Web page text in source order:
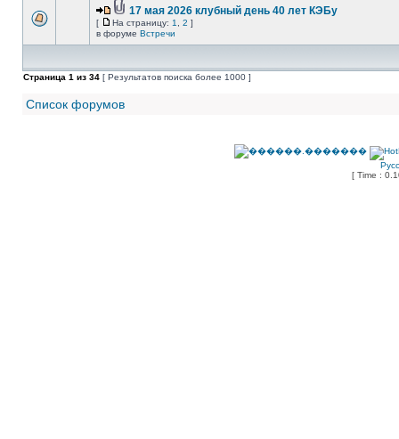
17 мая 2026 клубный день 40 лет КЭБу
[ На страницу: 1 2 ]
в форуме Встречи
Страница 1 из 34 [ Результатов поиска более 1000 ]
Список форумов
[ Time :